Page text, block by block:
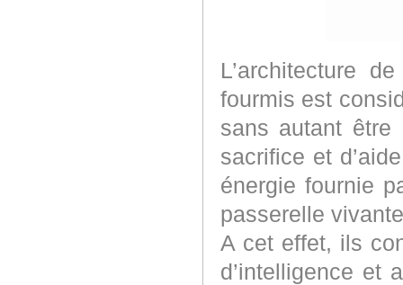
L’architecture
fourmis est
sans autant être
sacrifice et
énergie fournie
passerelle
A cet effet, ils
d’intelligence et